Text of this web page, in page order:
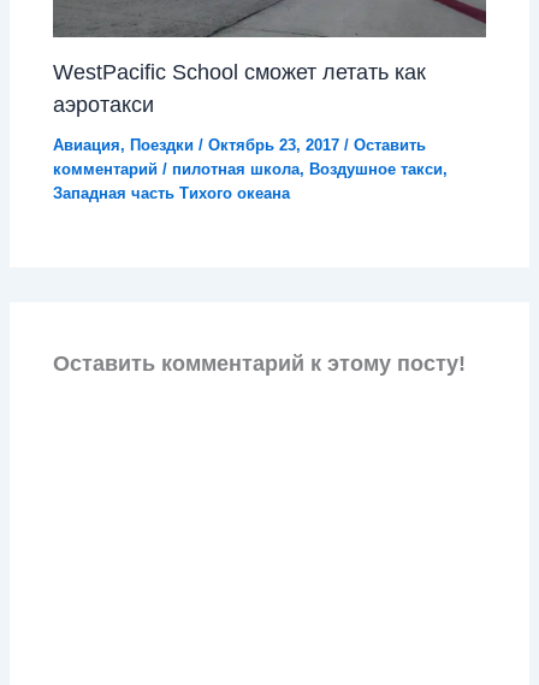
WestPacific School сможет летать как
аэротакси
Авиация,Поездки /Октябрь 23, 2017/Оставить
комментарий /пилотная школа,Воздушное такси,
Западная часть Тихого океана
Оставить комментарий к этому посту!